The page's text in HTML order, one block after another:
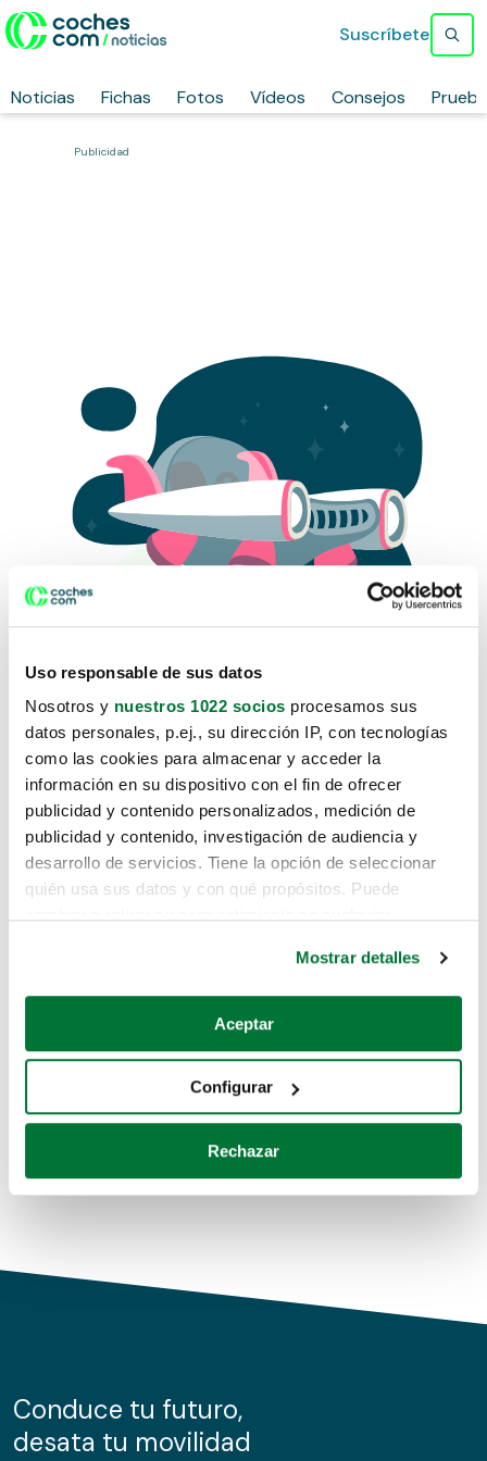
Uso responsable de sus datos
Nosotros y nuestros 1022 socios procesamos sus
datos personales, p.ej., su dirección IP, con tecnologías
como las cookies para almacenar y acceder la
información en su dispositivo con el fin de ofrecer
publicidad y contenido personalizados, medición de
publicidad y contenido, investigación de audiencia y
desarrollo de servicios. Tiene la opción de seleccionar
quién usa sus datos y con qué propósitos. Puede
Si lo permite, también quisiéramos:
Recopilar información sobre su ubicación geográfica
Identificar su dispositivo analizándolo activamente
para buscar características específicas (huellas
Obtenga más información sobre cómo se procesan sus
de cookies.
información sobre el uso que haga del sitio web con
nuestros partners de redes sociales, publicidad y análisis
Mostrar detalles
Aceptar
Configurar
Rechazar
Noticias Fichas Fotos Vídeos Consejos
Suscríbete
Publicidad
Lo sentimos, no sabemos como
te hemos traido hasta aquí.
Pero puedes encontrar el coche que estás
buscando en alguno de estos enlaces:
Coches de segunda mano
Coches de km0
Conduce tu futuro,
desata tu movilidad